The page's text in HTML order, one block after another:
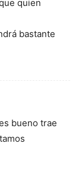
quien
bastante
bueno trae